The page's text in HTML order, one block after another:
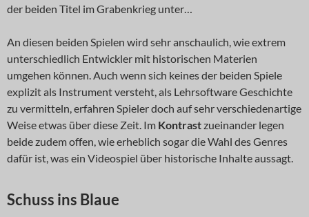
der beiden Titel im Grabenkrieg unter…
An diesen beiden Spielen wird sehr anschaulich, wie extrem
unterschiedlich Entwickler mit historischen Materien
umgehen können. Auch wenn sich keines der beiden Spiele
explizit als Instrument versteht, als Lehrsoftware Geschichte
zu vermitteln, erfahren Spieler doch auf sehr verschiedenartige
Weise etwas über diese Zeit. Im Kontrastzueinander legen
beide zudem offen, wie erheblich sogar die Wahl des Genres
dafür ist, was ein Videospiel über historische Inhalte aussagt.
Schuss ins Blaue